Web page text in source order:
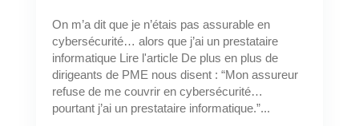
On m’a dit que je n’étais pas assurable en
cybersécurité… alors que j’ai un prestataire
informatique Lire l'article De plus en plus de
dirigeants de PME nous disent : “Mon assureur
refuse de me couvrir en cybersécurité…
pourtant j’ai un prestataire informatique.”...